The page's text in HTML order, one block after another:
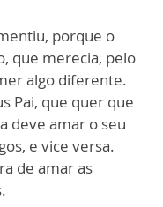
porque o
que merecia, pelo
algo diferente.
Pai, que quer que
deve amar o seu
e vice versa.
de amar as